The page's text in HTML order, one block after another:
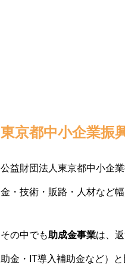
東京都中小企業振
公益財団法人東京都中小企
金・技術・販路・人材など
その中でも助成金事業は、
助金・IT導入補助金など）と